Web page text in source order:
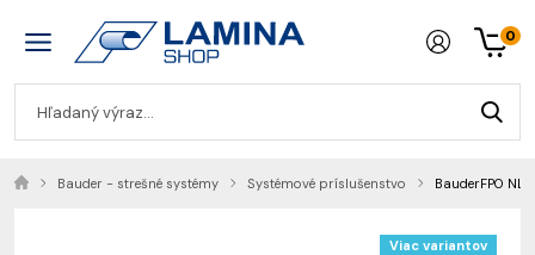
0
Bauder - strešné systémy Systémové príslušenstvo BauderFPO
Viac variantov